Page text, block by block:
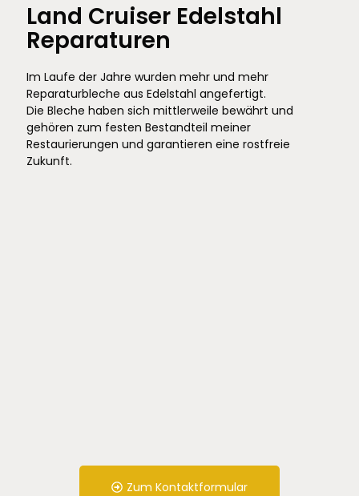
Land Cruiser Edelstahl
Reparaturen
Im Laufe der Jahre wurden mehr und mehr
Reparaturbleche aus Edelstahl angefertigt.
Die Bleche haben sich mittlerweile bewährt und
gehören zum festen Bestandteil meiner
Restaurierungen und garantieren eine rostfreie
Zukunft.
Zum Kontaktformular